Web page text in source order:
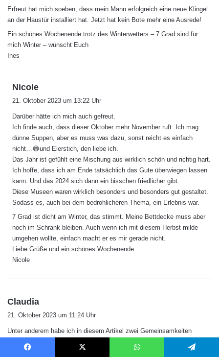
Erfreut hat mich soeben, dass mein Mann erfolgreich eine neue Klingel
an der Haustür installiert hat. Jetzt hat kein Bote mehr eine Ausrede!
Ein schönes Wochenende trotz des Winterwetters – 7 Grad sind für
mich Winter – wünscht Euch
Ines
Nicole
t
:
21. Oktober 2023 um 13:22 Uhr
Darüber hätte ich mich auch gefreut.
Ich finde auch, dass dieser Oktober mehr November ruft. Ich mag
dünne Suppen, aber es muss was dazu, sonst reicht es einfach
nicht…😂und Eierstich, den liebe ich.
Das Jahr ist gefühlt eine Mischung aus wirklich schön und richtig hart.
Ich hoffe, dass ich am Ende tatsächlich das Gute überwiegen lassen
kann. Und das 2024 sich dann ein bisschen friedlicher gibt.
Diese Museen waren wirklich besonders und besonders gut gestaltet.
Sodass es, auch bei dem bedrohlicheren Thema, ein Erlebnis war.
7 Grad ist dicht am Winter, das stimmt. Meine Bettdecke muss aber
noch im Schrank bleiben. Auch wenn ich mit diesem Herbst milde
umgehen wollte, einfach macht er es mir gerade nicht.
Liebe Grüße und ein schönes Wochenende
Nicole
Claudia
t
21. Oktober 2023 um 11:24 Uhr
Unter anderem habe ich in diesem Artikel zwei Gemeinsamkeiten
wieder dorthin gehen (aber natürlich war ich im wunderbaren Shopping-